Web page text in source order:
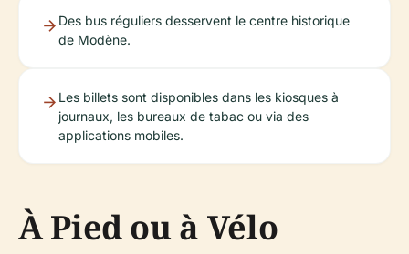
Des bus réguliers desservent le centre historique
de Modène.
Les billets sont disponibles dans les kiosques à
journaux, les bureaux de tabac ou via des
applications mobiles.
À Pied ou à Vélo